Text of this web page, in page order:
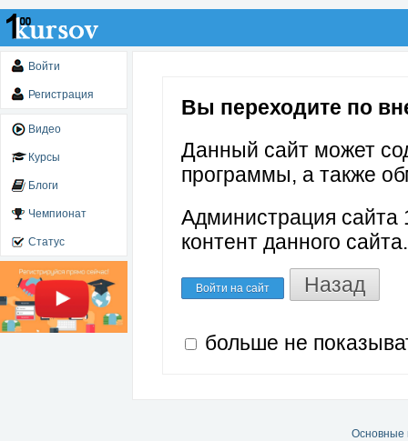
Войти
Регистрация
Видео
Курсы
Блоги
Чемпионат
Статус
Вы переходите по
Данный сайт может
программы, а также
Администрация сайта
контент данного сайта.
Войти на сайт Назад
больше не
Основные